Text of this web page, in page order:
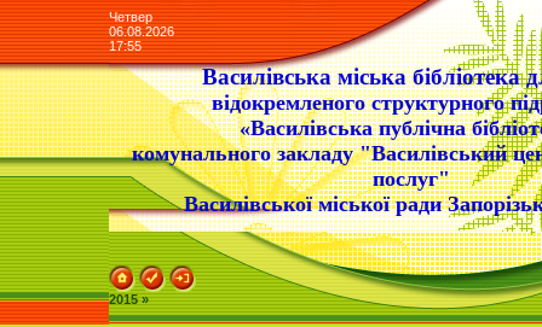
Четвер
06.08.2026
17:55
Василівська міська бібліотека
відокремленого структурного
«Василівська публічна
комунального закладу "Василівський
послуг"
Василівської міської ради
2015 »